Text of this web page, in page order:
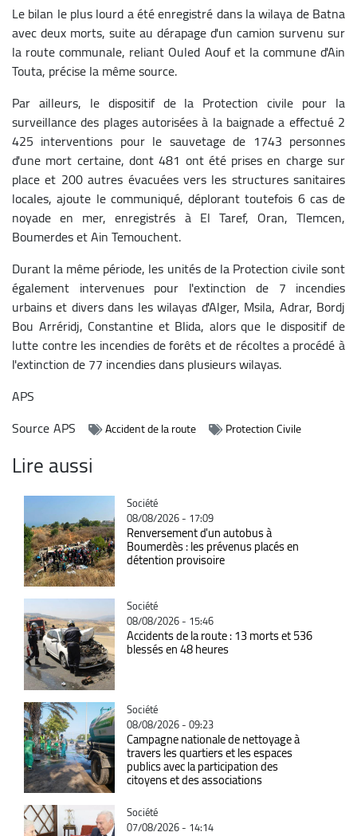
Le bilan le plus lourd a été enregistré dans la wilaya de Batna
avec deux morts, suite au dérapage d'un camion survenu sur
la route communale, reliant Ouled Aouf et la commune d'Ain
Touta, précise la même source.
Par ailleurs, le dispositif de la Protection civile pour la
surveillance des plages autorisées à la baignade a effectué 2
425 interventions pour le sauvetage de 1743 personnes
d'une mort certaine, dont 481 ont été prises en charge sur
place et 200 autres évacuées vers les structures sanitaires
locales, ajoute le communiqué, déplorant toutefois 6 cas de
noyade en mer, enregistrés à El Taref, Oran, Tlemcen,
Boumerdes et Ain Temouchent.
Durant la même période, les unités de la Protection civile sont
également intervenues pour l'extinction de 7 incendies
urbains et divers dans les wilayas d'Alger, Msila, Adrar, Bordj
Bou Arréridj, Constantine et Blida, alors que le dispositif de
lutte contre les incendies de forêts et de récoltes a procédé à
l'extinction de 77 incendies dans plusieurs wilayas.
APS
SourceAPS Accident de la route Protection Civile
Lire aussi
Catégorie
Société
08/08/2026 - 17:09
Renversement d'un autobus à
Boumerdès : les prévenus placés en
détention provisoire
Catégorie
Société
08/08/2026 - 15:46
Accidents de la route : 13 morts et 536
blessés en 48 heures
Catégorie
Société
08/08/2026 - 09:23
Campagne nationale de nettoyage à
travers les quartiers et les espaces
publics avec la participation des
citoyens et des associations
Catégorie
Société
07/08/2026 - 14:14